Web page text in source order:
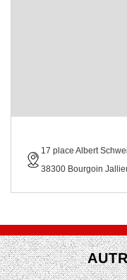
17 place Albert
38300 Bourgoin